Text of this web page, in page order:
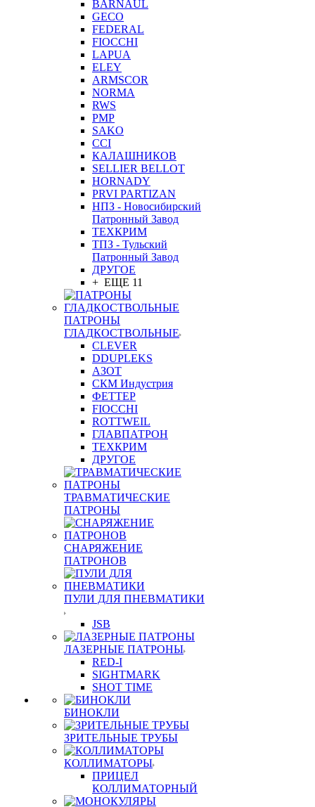
BARNAUL
GEСO
FEDERAL
FIOCCHI
LAPUA
ELEY
ARMSCOR
NORMA
RWS
PMP
SAKO
CCI
КАЛАШНИКОВ
SELLIER BELLOT
HORNADY
PRVI PARTIZAN
НПЗ - Новосибирский
Патронный Завод
ТЕХКРИМ
ТПЗ - Тульский
Патронный Завод
ДРУГОЕ
+ ЕЩЕ 11
ПАТРОНЫ
ГЛАДКОСТВОЛЬНЫЕ
CLEVER
DDUPLEKS
АЗОТ
СКМ Индустрия
ФЕТТЕР
FIOCCHI
ROTTWEIL
ГЛАВПАТРОН
ТЕХКРИМ
ДРУГОЕ
ТРАВМАТИЧЕСКИЕ
ПАТРОНЫ
СНАРЯЖЕНИЕ
ПАТРОНОВ
ПУЛИ ДЛЯ ПНЕВМАТИКИ
JSB
ЛАЗЕРНЫЕ ПАТРОНЫ
RED-I
SIGHTMARK
SHOT TIME
БИНОКЛИ
ЗРИТЕЛЬНЫЕ ТРУБЫ
КОЛЛИМАТОРЫ
ПРИЦЕЛ
КОЛЛИМАТОРНЫЙ